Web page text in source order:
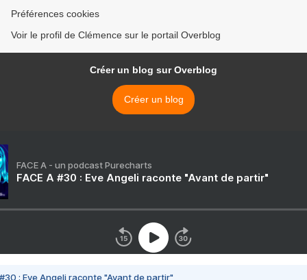
Préférences cookies
Voir le profil de Clémence sur le portail Overblog
Créer un blog sur Overblog
Créer un blog
FACE A - un podcast Purecharts
FACE A #30 : Eve Angeli raconte "Avant de partir"
#30 : Eve Angeli raconte "Avant de partir"